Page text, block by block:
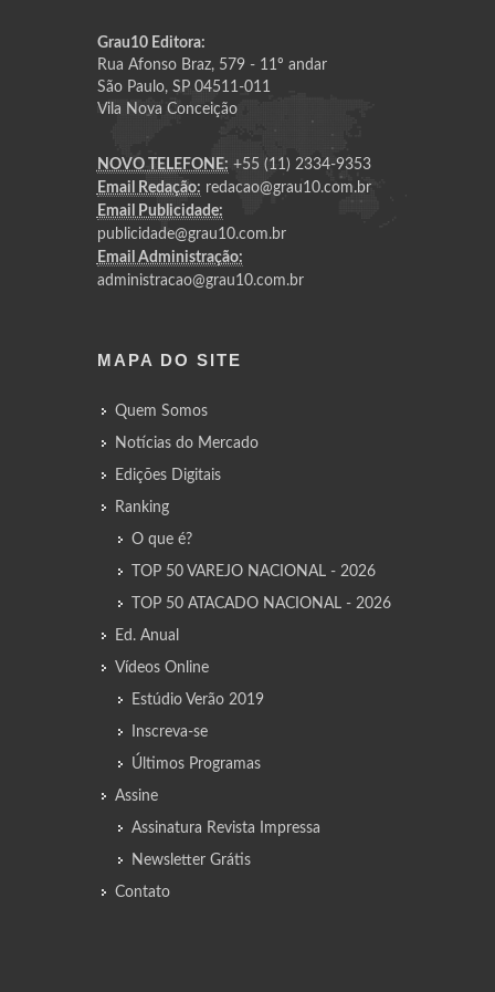
Grau10 Editora:
Rua Afonso Braz, 579 - 11º andar
São Paulo, SP 04511-011
Vila Nova Conceição
NOVO TELEFONE: +55 (11) 2334-9353
Email Redação: redacao@grau10.com.br
Email Publicidade:
publicidade@grau10.com.br
Email Administração:
administracao@grau10.com.br
MAPA DO SITE
Quem Somos
Notícias do Mercado
Edições Digitais
Ranking
O que é?
TOP 50 VAREJO NACIONAL - 2026
TOP 50 ATACADO NACIONAL - 2026
Ed. Anual
Vídeos Online
Estúdio Verão 2019
Inscreva-se
Últimos Programas
Assine
Assinatura Revista Impressa
Newsletter Grátis
Contato